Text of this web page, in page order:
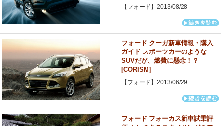
【フォード】2013/08/28
フォード クーガ新車情報・購入
ガイド スポーツカーのような
SUVだが、燃費に懸念！？
[CORISM]
【フォード】2013/06/29
フォード フォーカス新車試乗評